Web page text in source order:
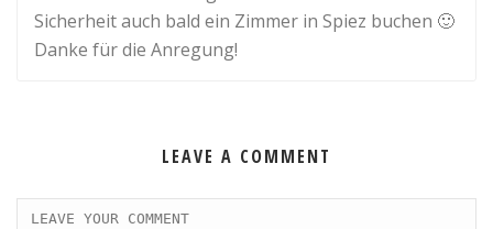
Sicherheit auch bald ein Zimmer in Spiez buchen 🙂
Danke für die Anregung!
LEAVE A COMMENT